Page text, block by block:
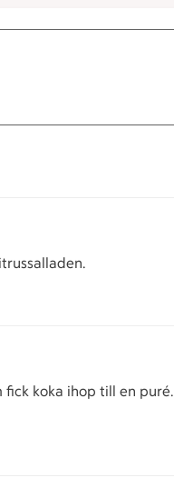
koka ihop till en puré.